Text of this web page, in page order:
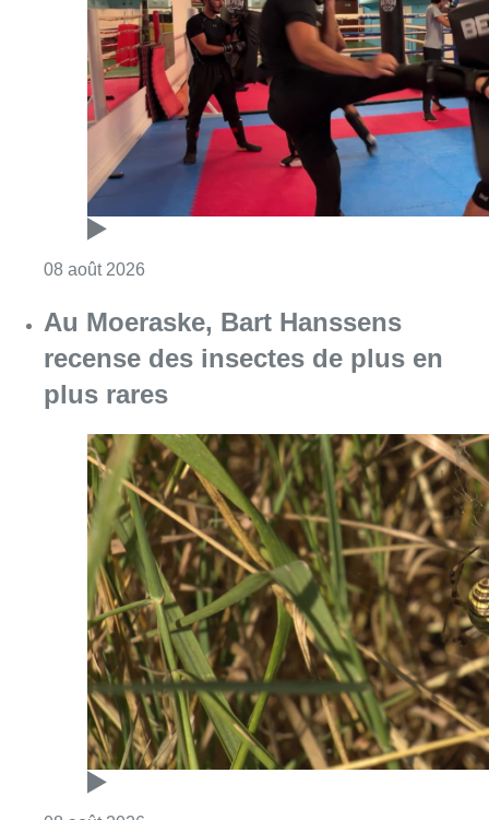
Au Moeraske, Bart Hanssens
recense des insectes de plus en
plus rares
08 août 2026Consulter l'article "Au Moeraske, Bart
Marathon de contrôles de vitesse
ce week-end: “Une moto a été
flashée à 121 km/h sur l’avenue de
Tervuren”